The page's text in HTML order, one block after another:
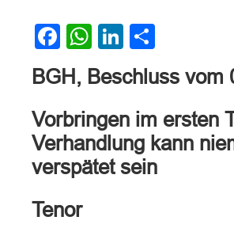
Facebook
WhatsApp
LinkedIn
BGH, Beschluss
Vorbringen im ersten
Verhandlung kann
verspätet sein
Tenor